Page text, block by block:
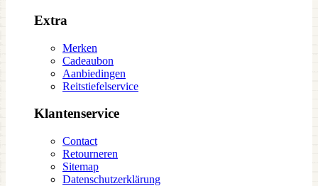
Extra
Merken
Cadeaubon
Aanbiedingen
Reitstiefelservice
Klantenservice
Contact
Retourneren
Sitemap
Datenschutzerklärung